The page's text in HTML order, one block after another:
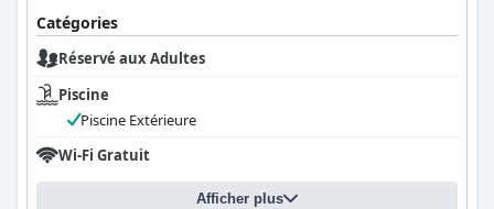
Catégories
Réservé aux Adultes
Piscine
Piscine Extérieure
Wi-Fi Gratuit
Afficher plus